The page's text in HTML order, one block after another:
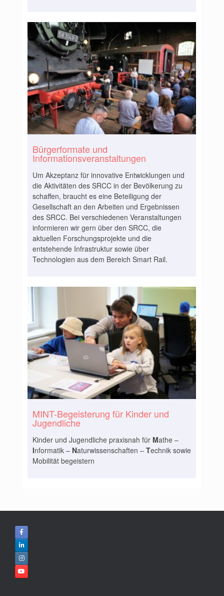
Bürgerformate und
Informationsveranstaltungen
Um Akzeptanz für innovative Entwicklungen und
die Aktivitäten des SRCC in der Bevölkerung zu
schaffen, braucht es eine Beteiligung der
Gesellschaft an den Arbeiten und Ergebnissen
des SRCC. Bei verschiedenen Veranstaltungen
informieren wir gern über den SRCC, die
aktuellen Forschungsprojekte und die
entstehende Infrastruktur sowie über
Technologien aus dem Bereich Smart Rail.
MINT-Begeisterung für Kinder und
Jugendliche
Kinder und Jugendliche praxisnah für Mathe –
Informatik – Naturwissenschaften – Technik sowie
Mobilität begeistern